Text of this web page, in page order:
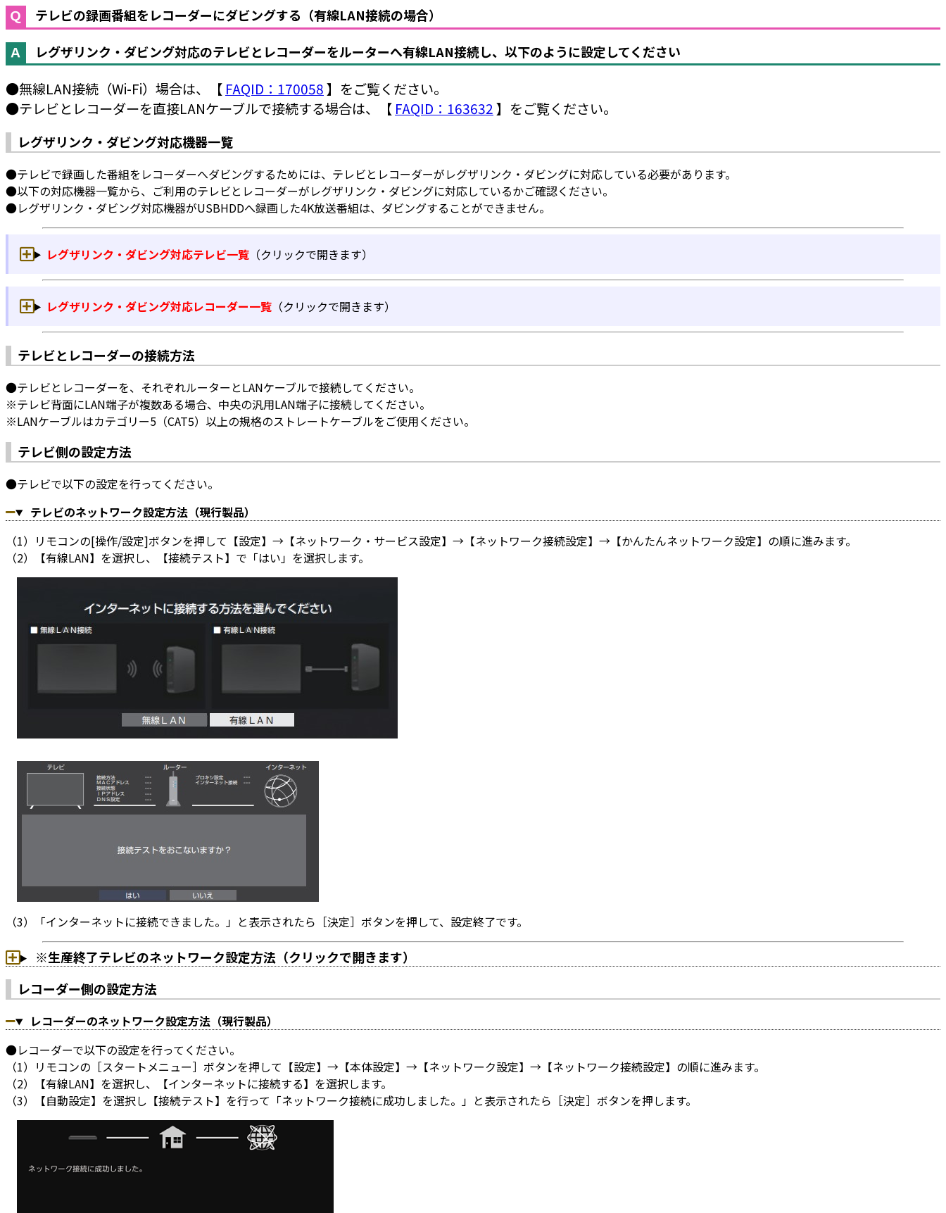
テレビの録画番組をレコーダーにダビングする（有線LAN接続の場合）
レグザリンク・ダビング対応のテレビとレコーダーをルーターへ有線LAN接続し、以下のように設定してください
●無線LAN接続（Wi-Fi）場合は、【 FAQID：170058】をご覧ください。
●テレビとレコーダーを直接LANケーブルで接続する場合は、【 FAQID：163632】をご覧ください。
レグザリンク・ダビング対応機器一覧
●テレビで録画した番組をレコーダーへダビングするためには、テレビとレコーダーがレグザリンク・ダビングに対応している必要があります。
●以下の対応機器一覧から、ご利用のテレビとレコーダーがレグザリンク・ダビングに対応しているかご確認ください。
●レグザリンク・ダビング対応機器がUSBHDDへ録画した4K放送番組は、ダビングすることができません。
レグザリンク・ダビング対応テレビ一覧（クリックで開きます）
レグザリンク・ダビング対応レコーダー一覧（クリックで開きます）
テレビとレコーダーの接続方法
●テレビとレコーダーを、それぞれルーターとLANケーブルで接続してください。
※テレビ背面にLAN端子が複数ある場合、中央の汎用LAN端子に接続してください。
※LANケーブルはカテゴリー5（CAT5）以上の規格のストレートケーブルをご使用ください。
テレビ側の設定方法
●テレビで以下の設定を行ってください。
テレビのネットワーク設定方法（現行製品）
（1）リモコンの[操作/設定]ボタンを押して【設定】→【ネットワーク・サービス設定】→【ネットワーク接続設定】→【かんたんネットワーク設定】の順に進みます。
（2）【有線LAN】を選択し、【接続テスト】で「はい」を選択します。
（3）「インターネットに接続できました。」と表示されたら［決定］ボタンを押して、設定終了です。
※生産終了テレビのネットワーク設定方法（クリックで開きます）
レコーダー側の設定方法
レコーダーのネットワーク設定方法（現行製品）
●レコーダーで以下の設定を行ってください。
（1）リモコンの［スタートメニュー］ボタンを押して【設定】→【本体設定】→【ネットワーク設定】→【ネットワーク接続設定】の順に進みます。
（2）【有線LAN】を選択し、【インターネットに接続する】を選択します。
（3）【自動設定】を選択し【接続テスト】を行って「ネットワーク接続に成功しました。」と表示されたら［決定］ボタンを押します。